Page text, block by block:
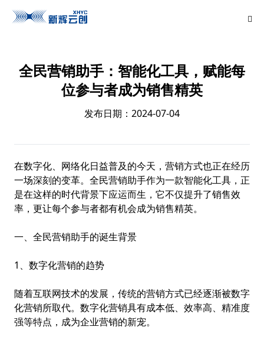
全民营销助手：智能化工具，赋能每
位参与者成为销售精英
发布日期：2024-07-04
在数字化、网络化日益普及的今天，营销方式也正在经历
一场深刻的变革。全民营销助手作为一款智能化工具，正
是在这样的时代背景下应运而生，它不仅提升了销售效
率，更让每个参与者都有机会成为销售精英。
一、全民营销助手的诞生背景
1、数字化营销的趋势
随着互联网技术的发展，传统的营销方式已经逐渐被数字
化营销所取代。数字化营销具有成本低、效率高、精准度
强等特点，成为企业营销的新宠。